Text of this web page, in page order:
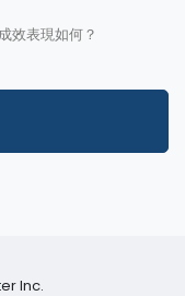
效表現如何？
Inc.